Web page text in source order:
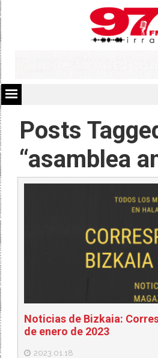
Posts
“asamblea
Noticias de Bizkaia:
de enero de 2023
2023.01.18